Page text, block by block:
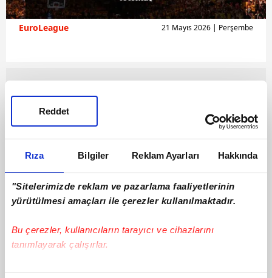
Rıza Bilgiler Reklam Ayarları Hakkında
"Sitelerimizde reklam ve pazarlama faaliyetlerinin
yürütülmesi amaçları ile çerezler kullanılmaktadır.
Bu çerezler, kullanıcıların tarayıcı ve cihazlarını
tanımlayarak çalışırlar.
Bu çerezlere izin vermeniz halinde sizlere özel
Reddet
EuroLeague 21 Mayıs 2026 | Perşembe